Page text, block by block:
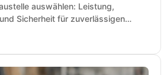
auswählen: Leistung,
Sicherheit für zuverlässigen